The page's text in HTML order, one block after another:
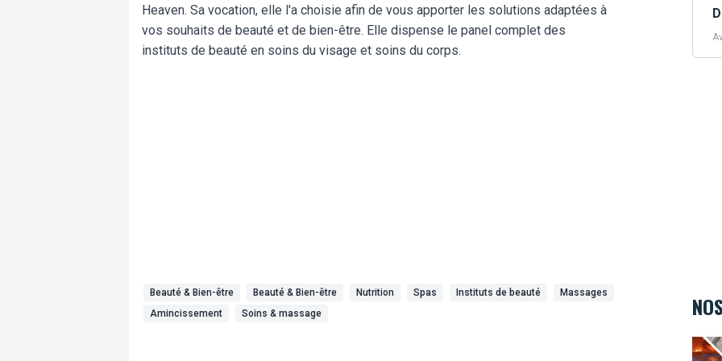
Heaven. Sa vocation, elle l'a choisie afin de vous apporter les solutions adaptées à
vos souhaits de beauté et de bien-être. Elle dispense le panel complet des
instituts de beauté en soins du visage et soins du corps.
Beauté & Bien-être Beauté & Bien-être Nutrition Spas Instituts de beauté
Massages
Amincissement
Soins & massage